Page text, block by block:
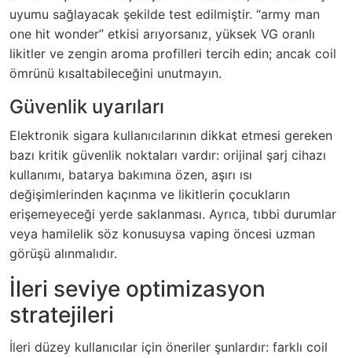
uyumu sağlayacak şekilde test edilmiştir. “army man
one hit wonder” etkisi arıyorsanız, yüksek VG oranlı
likitler ve zengin aroma profilleri tercih edin; ancak coil
ömrünü kısaltabileceğini unutmayın.
Güvenlik uyarıları
Elektronik sigara kullanıcılarının dikkat etmesi gereken
bazı kritik güvenlik noktaları vardır: orijinal şarj cihazı
kullanımı, batarya bakımına özen, aşırı ısı
değişimlerinden kaçınma ve likitlerin çocukların
erişemeyeceği yerde saklanması. Ayrıca, tıbbi durumlar
veya hamilelik söz konusuysa vaping öncesi uzman
görüşü alınmalıdır.
İleri seviye optimizasyon
stratejileri
İleri düzey kullanıcılar için öneriler şunlardır: farklı coil